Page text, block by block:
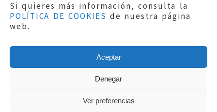
Si quieres más información, consulta la
POLÍTICA DE COOKIES de nuestra página
web.
Aceptar
Denegar
Ver preferencias
Aviso legal|Política de privacidad|
Protección de Datos
Política de cookies
Copyright © 2019El Justicia de Aragón|
Sephor Consulting